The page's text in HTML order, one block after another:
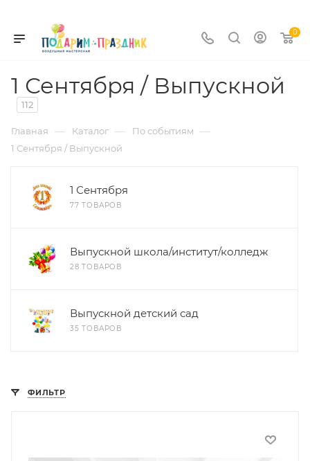
0
1 Сентября / Выпускной
112
Главная — Каталог — По событиям —
1 Сентября / Выпускной
1 Сентября
77 ТОВАРОВ
Выпускной школа/институт/колледж
28 ТОВАРОВ
Выпускной детский сад
35 ТОВАРОВ
ФИЛЬТР